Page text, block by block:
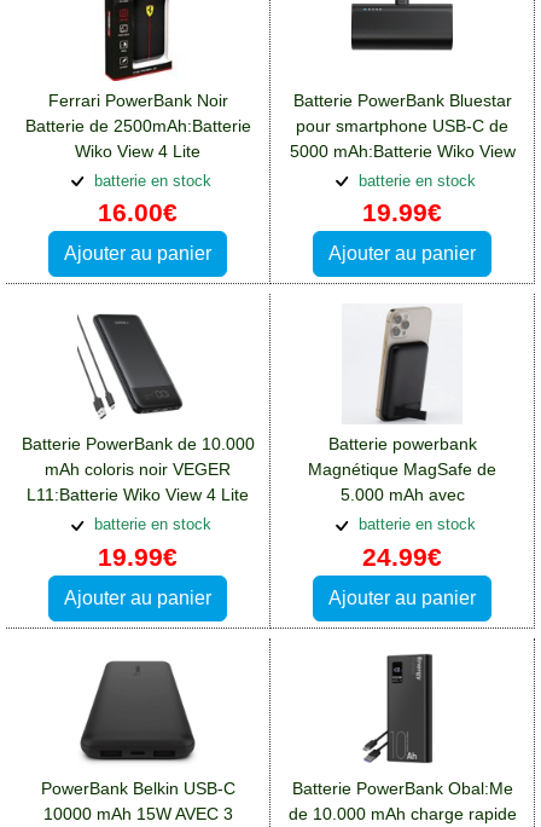
Ferrari PowerBank Noir
Batterie de 2500mAh:Batterie
Wiko View 4 Lite
batterie en stock
16.00€
Ajouter au panier
Batterie PowerBank Bluestar
pour smartphone USB-C de
5000 mAh:Batterie Wiko View
4 Lite
batterie en stock
19.99€
Ajouter au panier
Batterie PowerBank de 10.000
mAh coloris noir VEGER
L11:Batterie Wiko View 4 Lite
batterie en stock
19.99€
Ajouter au panier
Batterie powerbank
Magnétique MagSafe de
5.000 mAh avec
béquille:Batterie Wiko View 4
Lite
batterie en stock
24.99€
Ajouter au panier
PowerBank Belkin USB-C
10000 mAh 15W AVEC 3
Batterie PowerBank Obal:Me
de 10.000 mAh charge rapide